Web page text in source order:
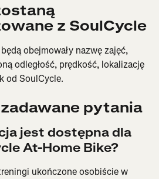
z SoulCycle
obejmowały nazwę zajęć,
odległość, prędkość, lokalizację
od SoulCycle.
pytania
jest dostępna dla
At-Home Bike?
ukończone osobiście w